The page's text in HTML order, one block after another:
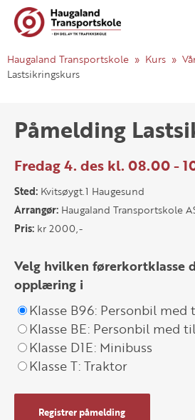
Haugaland Transportskole Kurs
Lastsikringskurs
Påmelding
Fredag 4. des kl. 08.00 -
Sted: Kvitsøygt.1 Haugesund
Arrangør: Haugaland Transportskole
Pris: kr 2000,-
Velg hvilken førerkortklasse
opplæring i
Klasse B96: Personbil med
Klasse BE: Personbil med
Klasse D1E: Minibuss
Klasse T: Traktor
Registrer påmelding